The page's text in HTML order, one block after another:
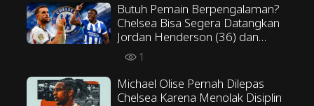
Butuh Pemain Berpengalaman?
Chelsea Bisa Segera Datangkan
Jordan Henderson (36) dan
Danny Welbeck (35)
1
Michael Olise Pernah Dilepas
Chelsea Karena Menolak Disiplin